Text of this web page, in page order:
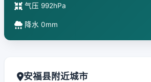
气压 992hPa
降水 0mm
安福县附近城市